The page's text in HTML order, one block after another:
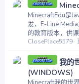
MinecraftEdu是
发，E-Line
的教育版本，供课
ClosePlace5579
我的
(WINDOWS)